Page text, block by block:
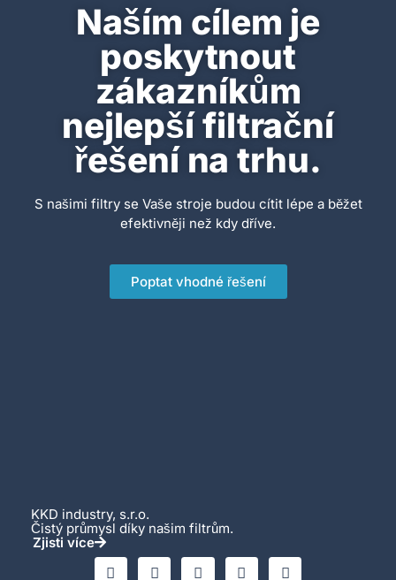
Naším cílem je
poskytnout
zákazníkům
nejlepší filtrační
řešení na trhu.
S našimi filtry se Vaše stroje budou cítit lépe a běžet
efektivněji než kdy dříve.
Poptat vhodné řešení
KKD industry, s.r.o.
Čistý průmysl díky našim filtrům.
Zjisti více